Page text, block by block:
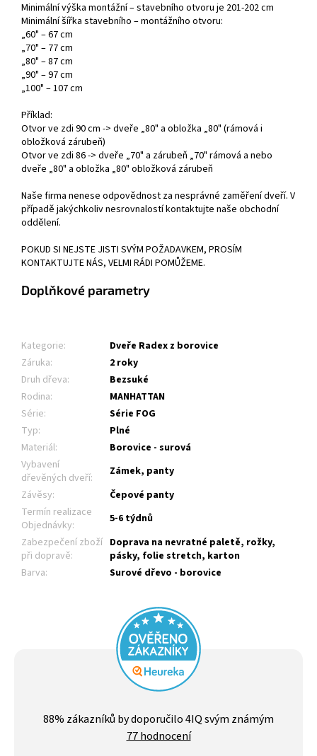
Minimální výška montážní – stavebního otvoru je 201-202 cm
Minimální šířka stavebního – montážního otvoru:
„60" – 67 cm
„70" – 77 cm
„80" – 87 cm
„90" – 97 cm
„100" – 107 cm
Příklad:
Otvor ve zdi 90 cm -> dveře „80" a obložka „80" (rámová i
obložková zárubeň)
Otvor ve zdi 86 -> dveře „70" a zárubeň „70" rámová a nebo
dveře „80" a obložka „80" obložková zárubeň
Naše firma nenese odpovědnost za nesprávné zaměření dveří. V
případě jakýchkoliv nesrovnalostí kontaktujte naše obchodní
oddělení.
POKUD SI NEJSTE JISTI SVÝM POŽADAVKEM, PROSÍM
KONTAKTUJTE NÁS, VELMI RÁDI POMŮŽEME.
Doplňkové parametry
Kategorie:
Dveře Radex z borovice
Záruka:
2 roky
Druh dřeva:
Bezsuké
Rodina:
MANHATTAN
Série:
Série FOG
Typ:
Plné
Materiál:
Borovice - surová
Vybavení
dřevěných dveří:
Zámek, panty
Závěsy:
Čepové panty
Termín realizace
Objednávky:
5-6 týdnů
Zabezpečení zboží
při dopravě:
Doprava na nevratné paletě, rožky,
pásky, folie stretch, karton
Barva: Surové dřevo - borovice
hodnocení
obchodu
je
88% zákazníků by doporučilo 4IQ svým známým
77 hodnocení